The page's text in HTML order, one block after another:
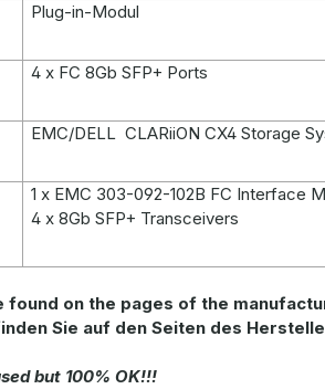
Plug-in-Modul
4 x FC 8Gb SFP+ Ports
EMC/DELL CLARiiON CX4 Storage
1 x EMC 303-092-102B FC Interface
4 x 8Gb SFP+ Transceivers
found on the pages of the
Sie auf den Seiten des
but 100% OK!!!